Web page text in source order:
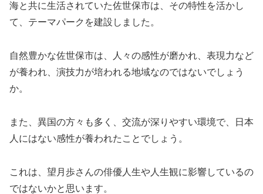
海と共に生活されていた佐世保市は、その特性を活かし
て、テーマパークを建設しました。
自然豊かな佐世保市は、人々の感性が磨かれ、表現力など
が養われ、演技力が培われる地域なのではないでしょう
か。
また、異国の方々も多く、交流が深りやすい環境で、日本
人にはない感性が養われたことでしょう。
これは、望月歩さんの俳優人生や人生観に影響しているの
ではないかと思います。